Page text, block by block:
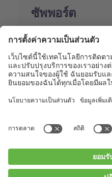
ซัพพอร์ต
Shop
Contact us
BUCHI Worldwide
Blogs